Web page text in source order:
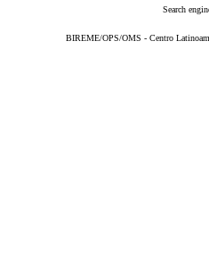
Search
BIREME/OPS/OMS - Centro